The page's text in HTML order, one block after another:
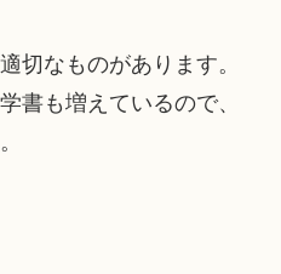
切なものがあります。
書も増えているので、